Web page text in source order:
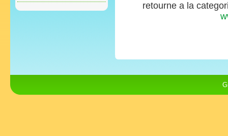
retourne a la